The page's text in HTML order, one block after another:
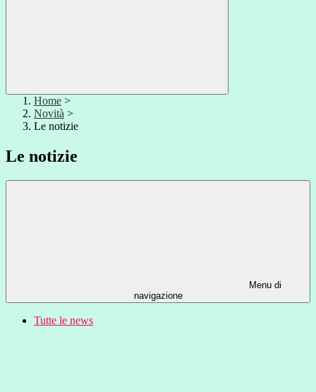
Home >
Novità >
Le notizie
Le notizie
Menu di
navigazione
Tutte le news